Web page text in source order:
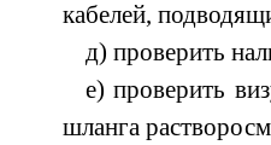
кабелей,
д) проверить
е) проверить
шланга